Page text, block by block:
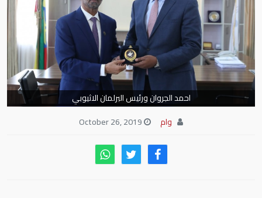
احمد الجروان ورئيس البرلمان الاثيوبي
وام